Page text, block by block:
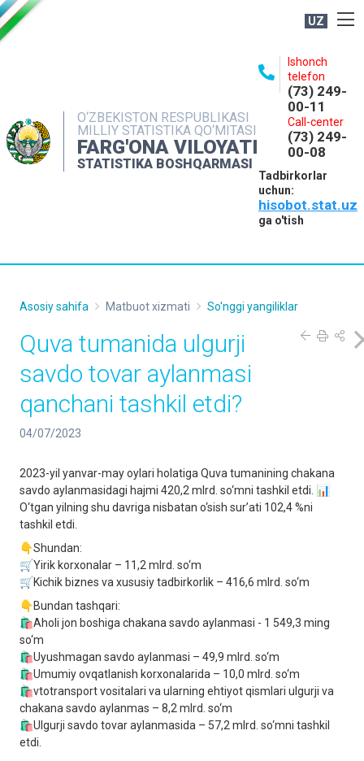
UZ
O‘ZBEKISTON RESPUBLIKASI
MILLIY STATISTIKA QO‘MITASI
FARG'ONA VILOYATI
STATISTIKA BOSHQARMASI
Ishonch
telefon
(73) 249-
00-11
Call-center
(73) 249-
00-08
Tadbirkorlar
uchun:
hisobot.stat.uz
ga o'tish
NASHRLAR
INTERAKTIV XIZMATLAR
MATBUOT XIZMATI
Asosiy sahifa Matbuot xizmati So'nggi yangiliklar
Quva tumanida ulgurji
savdo tovar aylanmasi
qanchani tashkil etdi?
04/07/2023
2023-yil yanvar-may oylari holatiga Quva tumanining chakana
savdo aylanmasidagi hajmi 420,2 mlrd. so‘mni tashkil etdi. 📊
O‘tgan yilning shu davriga nisbatan o‘sish sur’ati 102,4 %ni
tashkil etdi.
👇Shundan:
🛒Yirik korxonalar – 11,2 mlrd. so‘m
🛒Kichik biznes va xususiy tadbirkorlik – 416,6 mlrd. so‘m
👇Bundan tashqari:
🛍Aholi jon boshiga chakana savdo aylanmasi - 1 549,3 ming
so‘m
🛍Uyushmagan savdo aylanmasi – 49,9 mlrd. so‘m
🛍Umumiy ovqatlanish korxonalarida – 10,0 mlrd. so‘m
🛍vtotransport vositalari va ularning ehtiyot qismlari ulgurji va
chakana savdo aylanmas – 8,2 mlrd. so‘m
🛍Ulgurji savdo tovar aylanmasida – 57,2 mlrd. so‘mni tashkil
etdi.